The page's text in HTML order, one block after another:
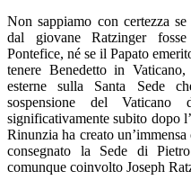
Non sappiamo con certezza
dal giovane Ratzinger fosse
Pontefice, né se il Papato
tenere Benedetto in
esterne sulla Santa Sede
sospensione del Vaticano
significativamente subito dopo
Rinunzia ha creato
consegnato la Sede di
comunque coinvolto Joseph